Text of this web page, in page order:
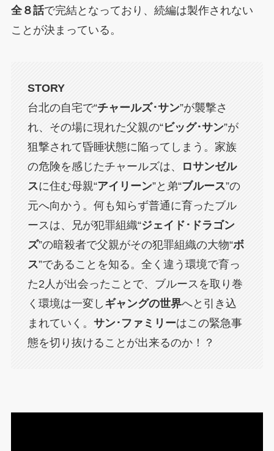
全８話で完結となっており、続編は製作されない
ことが決まっている。
STORY
台北の自宅で“チャールズ･サン”が襲撃さ
れ、その場に現れた父親の“ビッグ･サン”が
狙撃されて昏睡状態に陥ってしまう。家族
の危険を感じたチャールズは、
ロサンゼル
スに住む母親“アイリーン”と弟“ブルース”の
元へ向かう。何も知らず普通に育ったブル
ースは、兄が犯罪組織“ジェイド･ドラゴン
ズ”の暗殺者で父親がその犯罪組織の大物“ボ
ス”であることを知る。全く違う環境で育っ
た2人が出会ったことで、ブルースを取り巻
く環境は一変し ギャングの世界へと引き込
まれていく。 サン･ファミリーはこの緊急事
態を切り抜けることが出来るのか！？